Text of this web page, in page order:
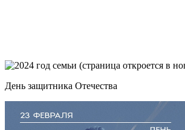
День защитника Отечества